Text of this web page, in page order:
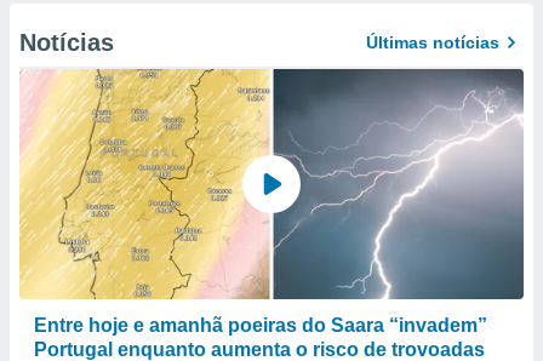
Notícias Últimas notícias
Entre hoje e amanhã poeiras do Saara “invadem”
Portugal enquanto aumenta o risco de trovoadas